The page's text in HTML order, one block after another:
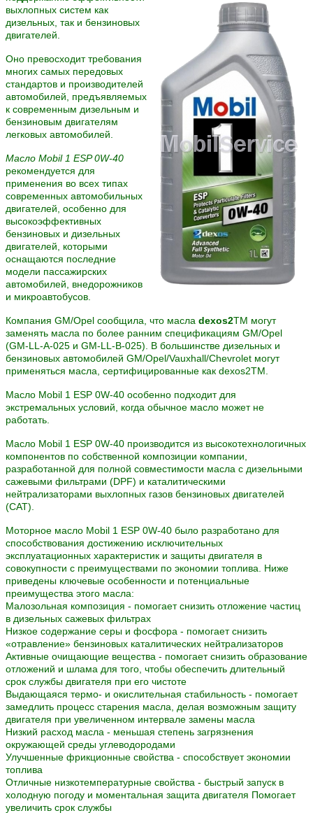
выхлопных систем как
дизельных, так и бензиновых
двигателей.
Оно превосходит требования
многих самых передовых
стандартов и производителей
автомобилей, предъявляемых
к современным дизельным и
бензиновым двигателям
легковых автомобилей.
Масло Mobil 1 ESP 0W-40
рекомендуется для
применения во всех типах
современных автомобильных
двигателей, особенно для
высокоэффективных
бензиновых и дизельных
двигателей, которыми
оснащаются последние
модели пассажирских
автомобилей, внедорожников
и микроавтобусов.
Компания GM/Opel сообщила, что масла dexos2TM могут
заменять масла по более ранним спецификациям GM/Opel
(GM-LL-A-025 и GM-LL-B-025). В большинстве дизельных и
бензиновых автомобилей GM/Opel/Vauxhall/Chevrolet могут
применяться масла, сертифицированные как dexos2TM.
Масло Mobil 1 ESP 0W-40 особенно подходит для
экстремальных условий, когда обычное масло может не
работать.
Масло Mobil 1 ESP 0W-40 производится из высокотехнологичных
компонентов по собственной композиции компании,
разработанной для полной совместимости масла с дизельными
сажевыми фильтрами (DPF) и каталитическими
нейтрализаторами выхлопных газов бензиновых двигателей
(CAT).
Моторное масло Mobil 1 ESP 0W-40 было разработано для
способствования достижению исключительных
эксплуатационных характеристик и защиты двигателя в
совокупности с преимуществами по экономии топлива. Ниже
приведены ключевые особенности и потенциальные
преимущества этого масла:
Малозольная композиция - помогает снизить отложение частиц
в дизельных сажевых фильтрах
Низкое содержание серы и фосфора - помогает снизить
«отравление» бензиновых каталитических нейтрализаторов
Активные очищающие вещества - помогает снизить образование
отложений и шлама для того, чтобы обеспечить длительный
срок службы двигателя при его чистоте
Выдающаяся термо- и окислительная стабильность - помогает
замедлить процесс старения масла, делая возможным защиту
двигателя при увеличенном интервале замены масла
Низкий расход масла - меньшая степень загрязнения
окружающей среды углеводородами
Улучшенные фрикционные свойства - способствует экономии
топлива
Отличные низкотемпературные свойства - быстрый запуск в
холодную погоду и моментальная защита двигателя Помогает
увеличить срок службы